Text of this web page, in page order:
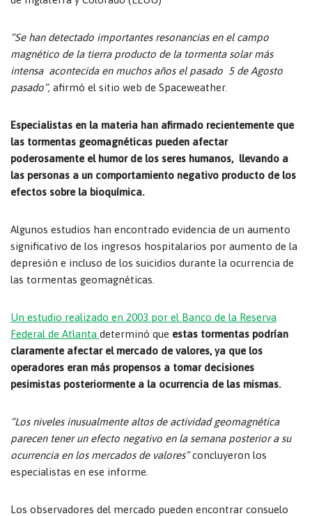
“Se han detectado importantes resonancias en el campo
magnético de la tierra producto de la tormenta solarmás
intensa acontecida en muchos años el pasado 5 de Agosto
pasado”, afirmó el sitio web de Spaceweather.
Especialistas en la materia han afirmado recientemente que
las tormentas geomagnéticas pueden afectar
poderosamente el humor de los seres humanos, llevando a
las personas a un comportamiento negativo producto de los
efectos sobre la bioquímica.
Algunos estudios han encontrado evidencia de un aumento
significativo de los ingresos hospitalarios por aumento de la
depresión e incluso de los suicidios durante la ocurrencia de
las tormentas geomagnéticas.
Un estudio realizado en 2003 por el Banco de la Reserva
Federal de Atlanta determinó que estas tormentas podrían
claramente afectar el mercado de valores, ya que los
operadores eran más propensos a tomar decisiones
pesimistas posteriormente a la ocurrencia de las mismas.
“Los niveles inusualmente altos de actividad geomagnética
parecen tener un efecto negativo en la semana posterior a su
ocurrencia en los mercados de valores”concluyeron los
especialistas en ese informe.
Los observadores del mercado pueden encontrar consuelo